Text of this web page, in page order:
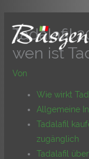
springen
Tadalafil
wen ist
Von
Wie wirkt
Allgemeine
Tadalafil
zugänglich
Tadalafil